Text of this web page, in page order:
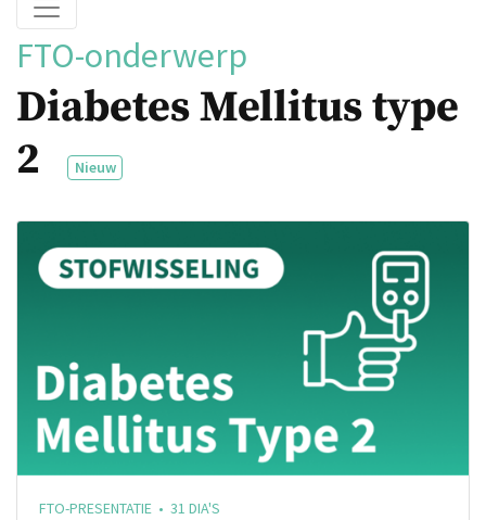
FTO-onderwerp
Diabetes Mellitus type
2
Nieuw
FTO-PRESENTATIE • 31 DIA'S